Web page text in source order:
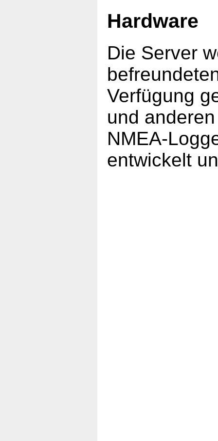
Hardware
Die Server
Verfügung
und
NMEA-
entwickelt